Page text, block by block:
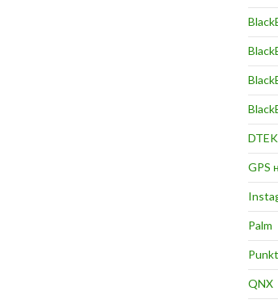
GPS
Palm
Punkt
QNX